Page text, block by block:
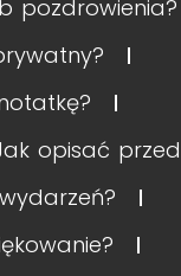
pozdrowienia?
opisać